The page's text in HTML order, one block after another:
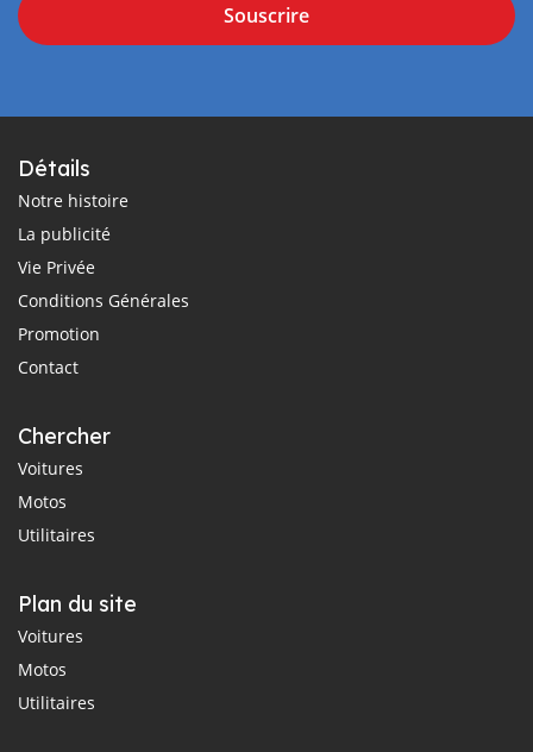
Souscrire
Détails
Notre histoire
La publicité
Vie Privée
Conditions Générales
Promotion
Contact
Chercher
Voitures
Motos
Utilitaires
Plan du site
Voitures
Motos
Utilitaires